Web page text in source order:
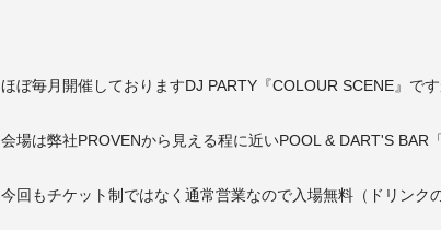
ほぼ毎月開催しておりますDJ PARTY『COLOUR SCENE』で
会場は弊社PROVENから見える程に近いPOOL & DART'S BAR
今回もチケット制ではなく通常営業なので入場無料（ドリンク